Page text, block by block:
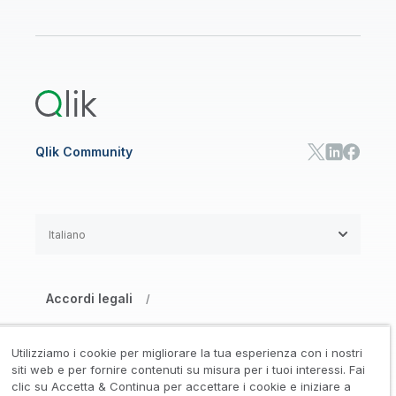
Qlik Community
Accordi legali /
Marchi registrati / Affidabilità /
Italiano
Utilizziamo i cookie per migliorare la tua esperienza con i nostri
siti web e per fornire contenuti su misura per i tuoi interessi. Fai
clic su Accetta & Continua per accettare i cookie e iniziare a